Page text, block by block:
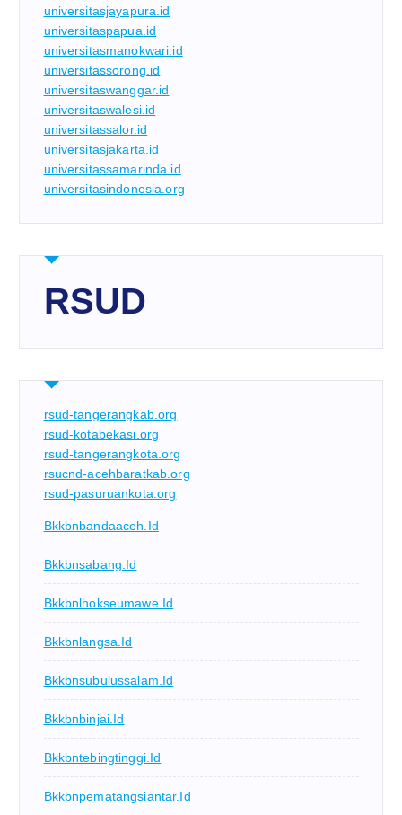
universitasjayapura.id
universitaspapua.id
universitasmanokwari.id
universitassorong.id
universitaswanggar.id
universitaswalesi.id
universitassalor.id
universitasjakarta.id
universitassamarinda.id
universitasindonesia.org
RSUD
rsud-tangerangkab.org
rsud-kotabekasi.org
rsud-tangerangkota.org
rsucnd-acehbaratkab.org
rsud-pasuruankota.org
Bkkbnbandaaceh.id
Bkkbnsabang.id
Bkkbnlhokseumawe.id
Bkkbnlangsa.id
Bkkbnsubulussalam.id
Bkkbnbinjai.id
Bkkbntebingtinggi.id
Bkkbnpematangsiantar.id